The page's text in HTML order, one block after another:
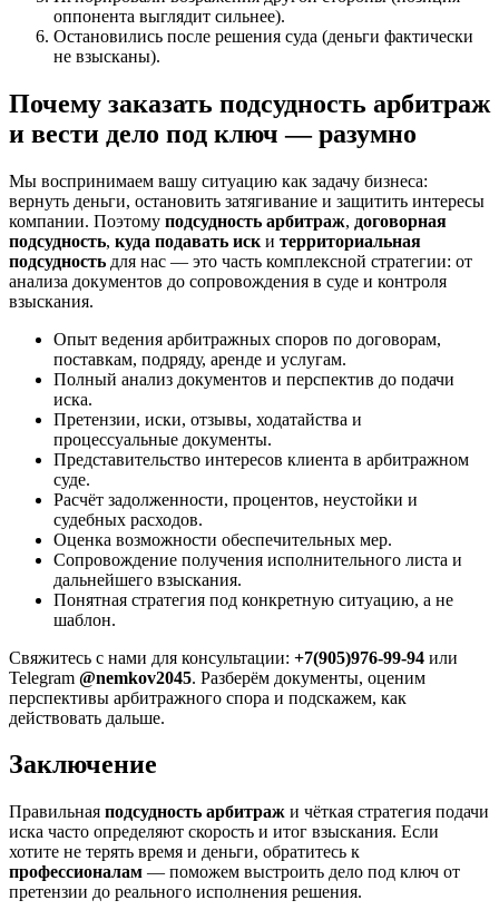
оппонента выглядит сильнее).
Остановились после решения суда (деньги фактически
не взысканы).
Почему заказать подсудность арбитраж
и вести дело под ключ — разумно
Мы воспринимаем вашу ситуацию как задачу бизнеса:
вернуть деньги, остановить затягивание и защитить интересы
компании. Поэтому подсудность арбитраж, договорная
подсудность, куда подавать иск и территориальная
подсудность для нас — это часть комплексной стратегии: от
анализа документов до сопровождения в суде и контроля
взыскания.
Опыт ведения арбитражных споров по договорам,
поставкам, подряду, аренде и услугам.
Полный анализ документов и перспектив до подачи
иска.
Претензии, иски, отзывы, ходатайства и
процессуальные документы.
Представительство интересов клиента в арбитражном
суде.
Расчёт задолженности, процентов, неустойки и
судебных расходов.
Оценка возможности обеспечительных мер.
Сопровождение получения исполнительного листа и
дальнейшего взыскания.
Понятная стратегия под конкретную ситуацию, а не
шаблон.
Свяжитесь с нами для консультации: +7(905)976-99-94 или
Telegram @nemkov2045. Разберём документы, оценим
перспективы арбитражного спора и подскажем, как
действовать дальше.
Заключение
Правильная подсудность арбитраж и чёткая стратегия подачи
иска часто определяют скорость и итог взыскания. Если
хотите не терять время и деньги, обратитесь к
профессионалам — поможем выстроить дело под ключ от
претензии до реального исполнения решения.